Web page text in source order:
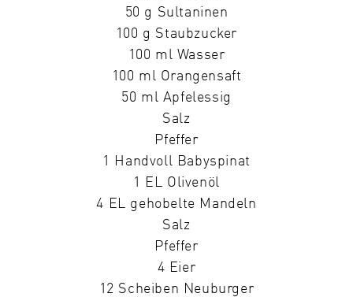
50 g Sultaninen
100 g Staubzucker
100 ml Wasser
100 ml Orangensaft
50 ml Apfelessig
Salz
Pfeffer
1 Handvoll Babyspinat
1 EL Olivenöl
4 EL gehobelte Mandeln
Salz
Pfeffer
4 Eier
12 Scheiben Neuburger